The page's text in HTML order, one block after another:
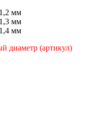
мм
мм
мм
диаметр (артикул)